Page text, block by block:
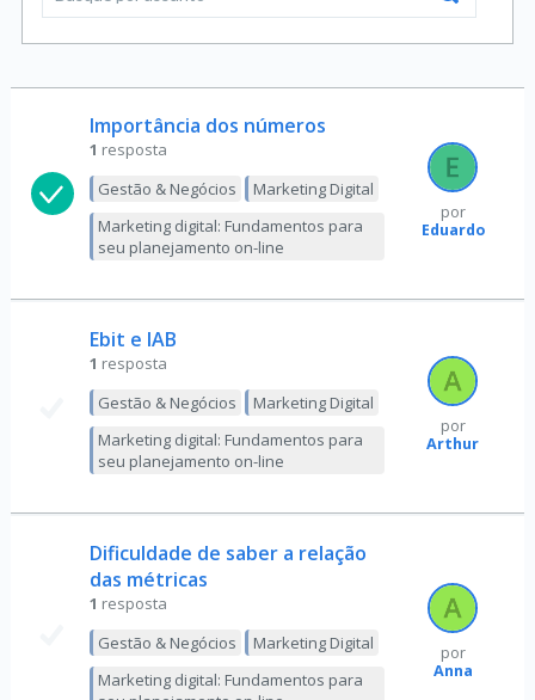
Importância dos números
1 resposta
Gestão & Negócios
Marketing Digital
Marketing digital: Fundamentos para
seu planejamento on-line
por
Eduardo
Ebit e IAB
1 resposta
Gestão & Negócios
Marketing Digital
Marketing digital: Fundamentos para
seu planejamento on-line
por
Arthur
Dificuldade de saber a relação
das métricas
1 resposta
Gestão & Negócios
Marketing Digital
Marketing digital: Fundamentos para
por
Anna